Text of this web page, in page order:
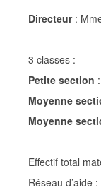
Directeur:
3 classes :
Petite section
Moyenne
Moyenne
Effectif total
Réseau d’aide